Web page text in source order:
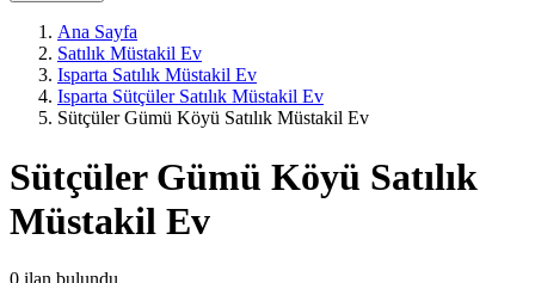
Ana Sayfa
Satılık Müstakil Ev
Isparta Satılık Müstakil Ev
Isparta Sütçüler Satılık Müstakil Ev
Sütçüler Gümü Köyü Satılık Müstakil Ev
Sütçüler Gümü Köyü Satılık
Müstakil Ev